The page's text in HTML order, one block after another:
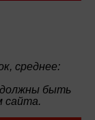
среднее:
быть
сайта.